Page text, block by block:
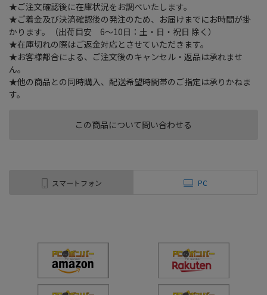
この商品について問い合わせる
★ご注文確認後に在庫状況をお調べいたします。
★ご着金及び決済確認後の発注のため、お届けまでにお時間が掛
かります。（出荷目安 6～10日：土・日・祝日 除く）
★在庫切れの際はご返金対応とさせていただきます。
★お客様都合による、ご注文後のキャンセル・返品は承れませ
ん。
★他の商品との同時購入、配送希望時間帯のご指定は承りかねま
す。
スマートフォン PC